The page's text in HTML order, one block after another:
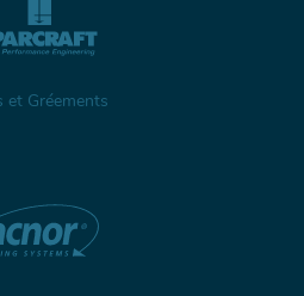
et Gréements